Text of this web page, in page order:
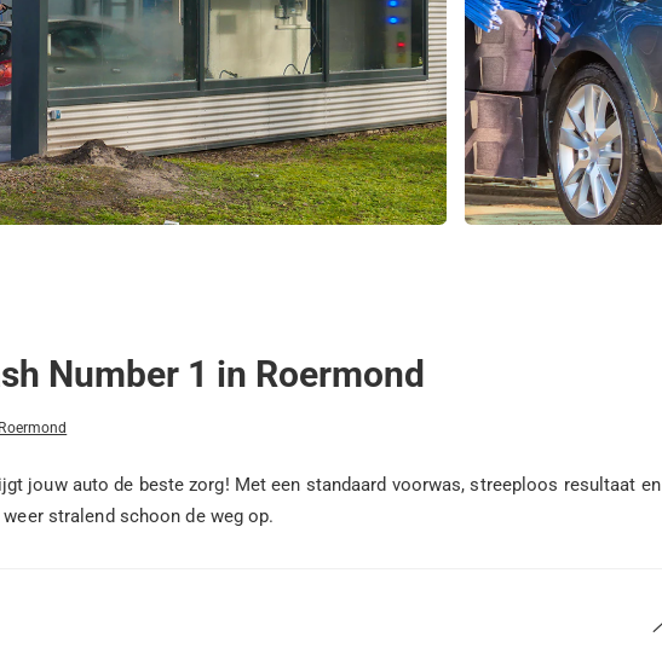
Number 1 in Roermond
Roermond
jouw auto de beste zorg! Met een standaard voorwas, streeploos resultaat en
stralend schoon de weg op.